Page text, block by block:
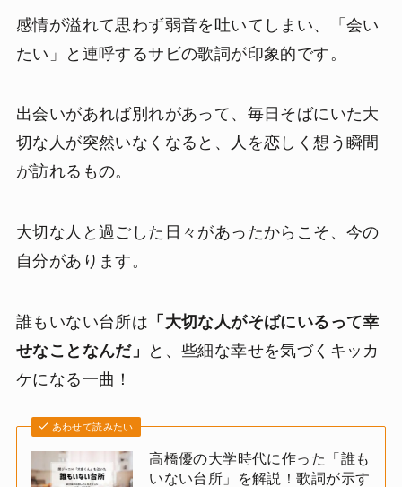
感情が溢れて思わず弱音を吐いてしまい、「会い
たい」と連呼するサビの歌詞が印象的です。
出会いがあれば別れがあって、毎日そばにいた大
切な人が突然いなくなると、人を恋しく想う瞬間
が訪れるもの。
大切な人と過ごした日々があったからこそ、今の
自分があります。
誰もいない台所は 「大切な人がそばにいるって幸
せなことなんだ」
と、些細な幸せを気づくキッカ
ケになる一曲！
あわせて読みたい
高橋優の大学時代に作った「誰も
いない台所」を解説！歌詞が示す